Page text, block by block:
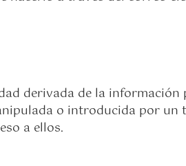
derivada de la
o introducida por un
a ellos.